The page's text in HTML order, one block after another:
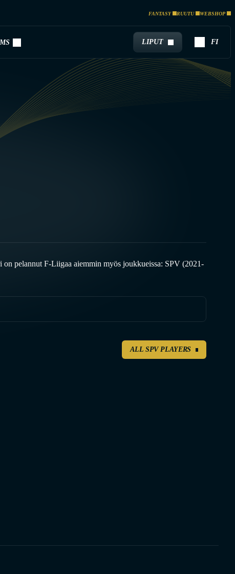
FANTASY RUUTU WEBSHOP
LIPUT FI
pelannut F-Liigaa aiemmin myös joukkueissa: SPV (2021-
ALL SPV PLAYERS